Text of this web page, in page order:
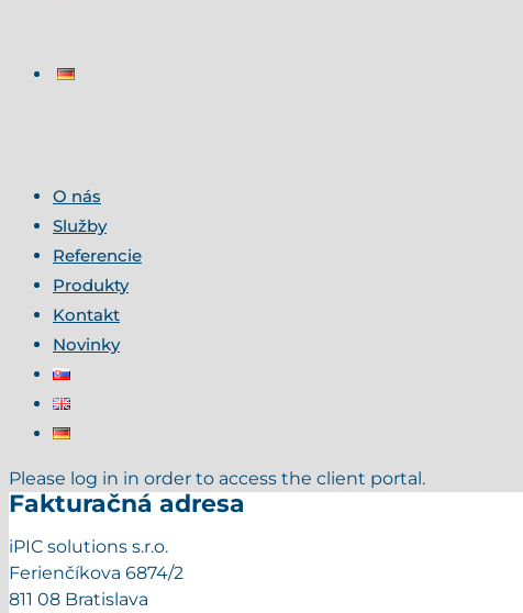
O nás
Služby
Referencie
Produkty
Kontakt
Novinky
Please log in in order to access the client portal.
Fakturačná adresa
iPIC solutions s.r.o.
Ferienčíkova 6874/2
811 08 Bratislava